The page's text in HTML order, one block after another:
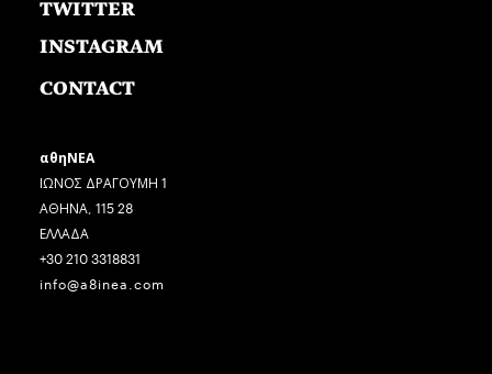
TWITTER
INSTAGRAM
CONTACT
αθηΝΕΑ
ΙΩΝΟΣ ΔΡΑΓΟΥΜΗ 1
ΑΘΗΝΑ, 115 28
ΕΛΛΑΔΑ
+30 210 3318831
info@a8inea.com